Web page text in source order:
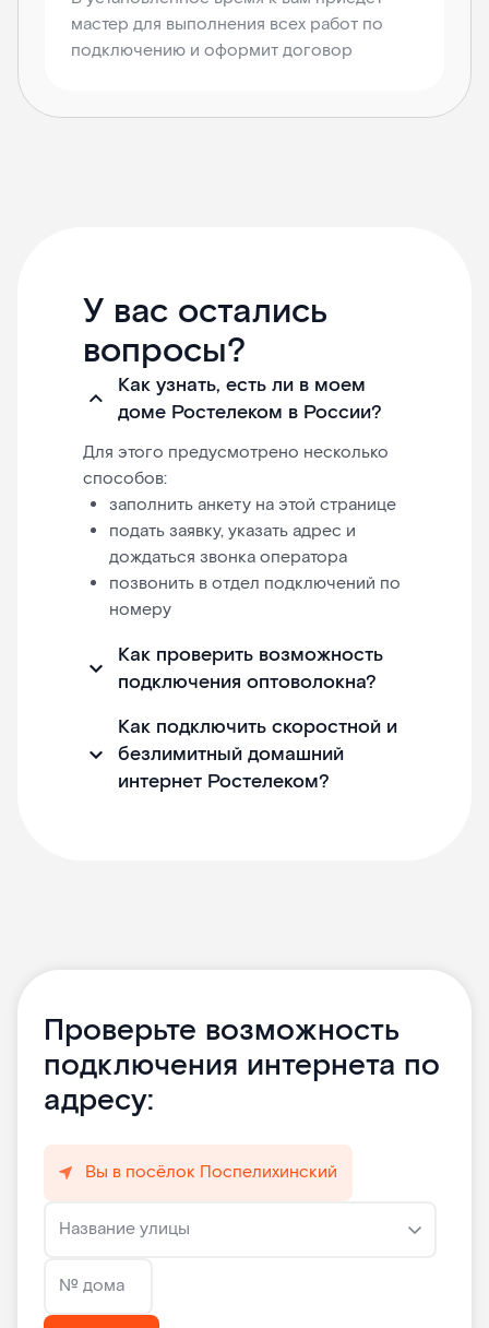
мастер для выполнения всех работ по
подключению и оформит договор
У вас остались
вопросы?
Как узнать, есть ли в моем
доме Ростелеком в России?
Для этого предусмотрено несколько
способов:
заполнить анкету на этой странице
подать заявку, указать адрес и
дождаться звонка оператора
позвонить в отдел подключений по
номеру
Как проверить возможность
подключения оптоволокна?
Как подключить скоростной и
безлимитный домашний
интернет Ростелеком?
Проверьте возможность
подключения интернета по
адресу:
Вы в посёлок Поспелихинский
Название улицы
№ дома